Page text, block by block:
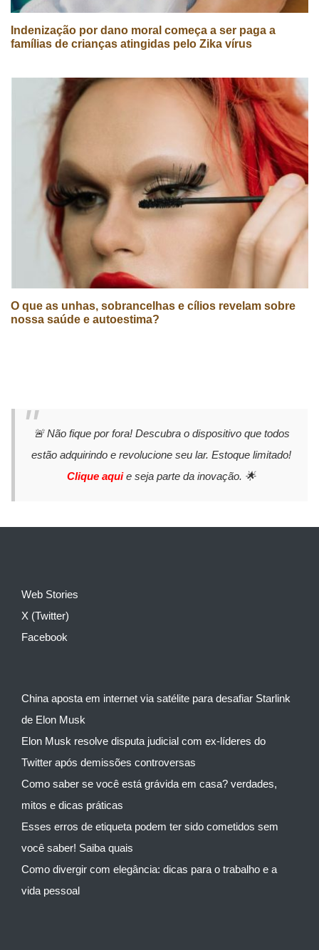
Indenização por dano moral começa a ser paga a
famílias de crianças atingidas pelo Zika vírus
O que as unhas, sobrancelhas e cílios revelam sobre
nossa saúde e autoestima?
🚨 Não fique por fora! Descubra o dispositivo que todos
estão adquirindo e revolucione seu lar. Estoque limitado!
Clique aquie seja parte da inovação. 🌟
Web Stories
X (Twitter)
Facebook
China aposta em internet via satélite para desafiar Starlink
de Elon Musk
Elon Musk resolve disputa judicial com ex-líderes do
Twitter após demissões controversas
Como saber se você está grávida em casa? verdades,
mitos e dicas práticas
Esses erros de etiqueta podem ter sido cometidos sem
você saber! Saiba quais
Como divergir com elegância: dicas para o trabalho e a
vida pessoal